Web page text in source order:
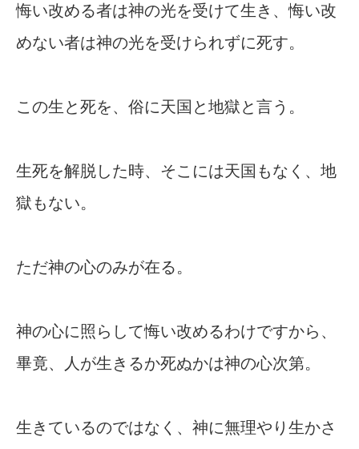
悔い改める者は神の光を受けて生き、悔い改
めない者は神の光を受けられずに死す。
この生と死を、俗に天国と地獄と言う。
生死を解脱した時、そこには天国もなく、地
獄もない。
ただ神の心のみが在る。
神の心に照らして悔い改めるわけですから、
畢竟、人が生きるか死ぬかは神の心次第。
生きているのではなく、神に無理やり生かさ